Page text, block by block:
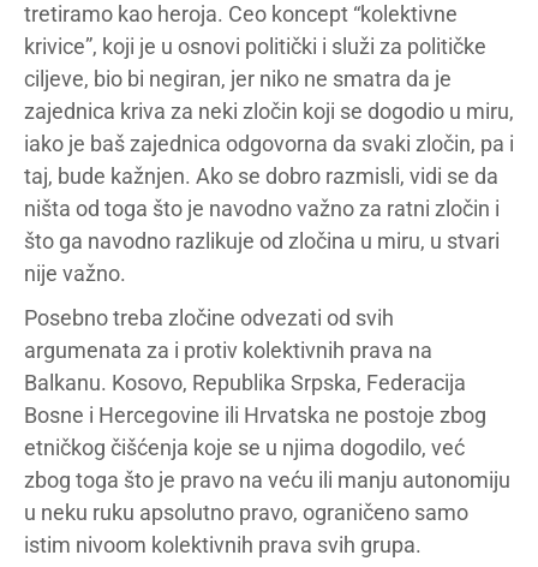
tretiramo kao heroja. Ceo koncept “kolektivne
krivice”, koji je u osnovi politički i služi za političke
ciljeve, bio bi negiran, jer niko ne smatra da je
zajednica kriva za neki zločin koji se dogodio u miru,
iako je baš zajednica odgovorna da svaki zločin, pa i
taj, bude kažnjen. Ako se dobro razmisli, vidi se da
ništa od toga što je navodno važno za ratni zločin i
što ga navodno razlikuje od zločina u miru, u stvari
nije važno.
Posebno treba zločine odvezati od svih
argumenata za i protiv kolektivnih prava na
Balkanu. Kosovo, Republika Srpska, Federacija
Bosne i Hercegovine ili Hrvatska ne postoje zbog
etničkog čišćenja koje se u njima dogodilo, već
zbog toga što je pravo na veću ili manju autonomiju
u neku ruku apsolutno pravo, ograničeno samo
istim nivoom kolektivnih prava svih grupa.